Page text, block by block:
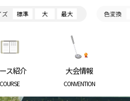
ズ 標準 大 最大 色変換
PARKGOLF ASSOCIATION
ス紹介
COURSE
大会情報
CONVENTION